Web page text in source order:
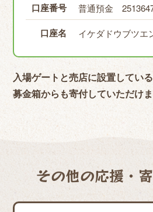
口座番号 普通預金
口座名 イケダドウブツエ
入場ゲートと売店に設置している
募金箱からも寄付していただけま
その他の応援・